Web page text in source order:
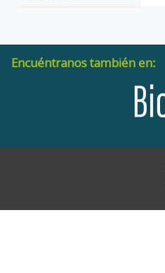
Encuéntranos también en: